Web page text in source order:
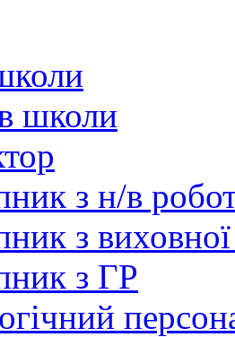
школи
з н/в
з
з ГР